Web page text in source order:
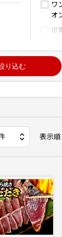
ワ
オ
災
り込む
表示順